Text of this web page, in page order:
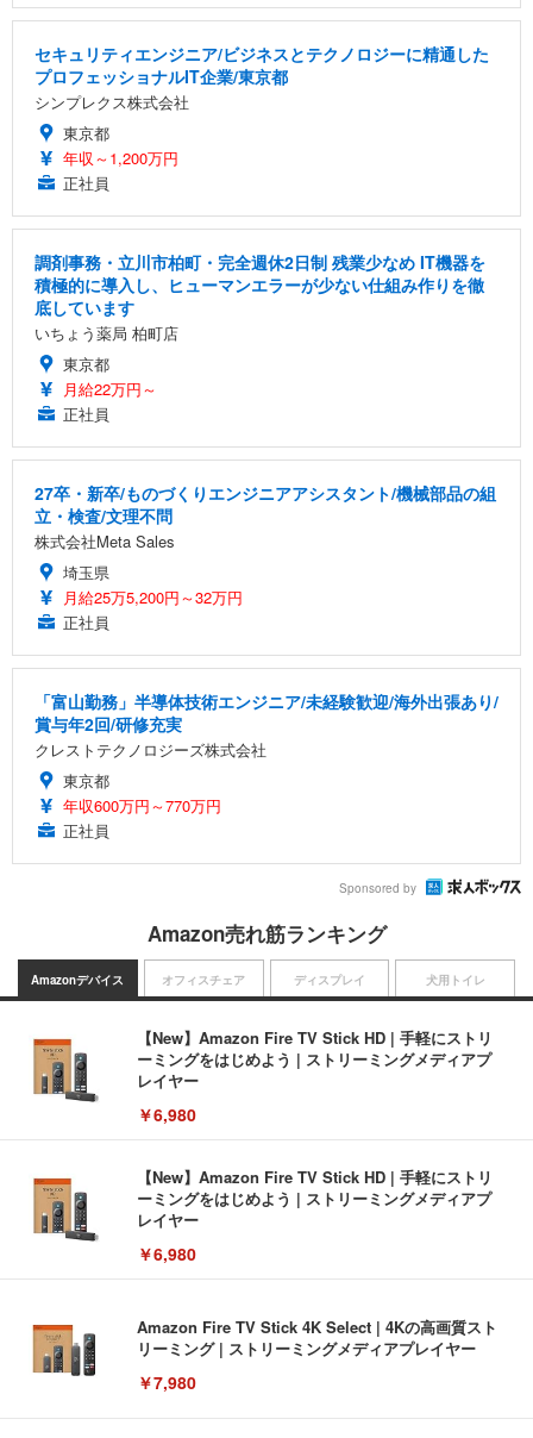
セキュリティエンジニア/ビジネスとテクノロジーに精通した
プロフェッショナルIT企業/東京都
シンプレクス株式会社
東京都
年収～1,200万円
正社員
調剤事務・立川市柏町・完全週休2日制 残業少なめ IT機器を
積極的に導入し、ヒューマンエラーが少ない仕組み作りを徹
底しています
いちょう薬局 柏町店
東京都
月給22万円～
正社員
27卒・新卒/ものづくりエンジニアアシスタント/機械部品の組
立・検査/文理不問
株式会社Meta Sales
埼玉県
月給25万5,200円～32万円
正社員
「富山勤務」半導体技術エンジニア/未経験歓迎/海外出張あり/
賞与年2回/研修充実
クレストテクノロジーズ株式会社
東京都
年収600万円～770万円
正社員
Sponsored by
Amazon売れ筋ランキング
Amazonデバイス
【New】Amazon Fire TV Stick HD | 手軽にストリ
ーミングをはじめよう | ストリーミングメディアプ
レイヤー
￥6,980
【New】Amazon Fire TV Stick HD | 手軽にストリ
ーミングをはじめよう | ストリーミングメディアプ
レイヤー
￥6,980
Amazon Fire TV Stick 4K Select | 4Kの高画質スト
リーミング | ストリーミングメディアプレイヤー
￥7,980
オフィスチェア ディスプレイ 犬用トイレ